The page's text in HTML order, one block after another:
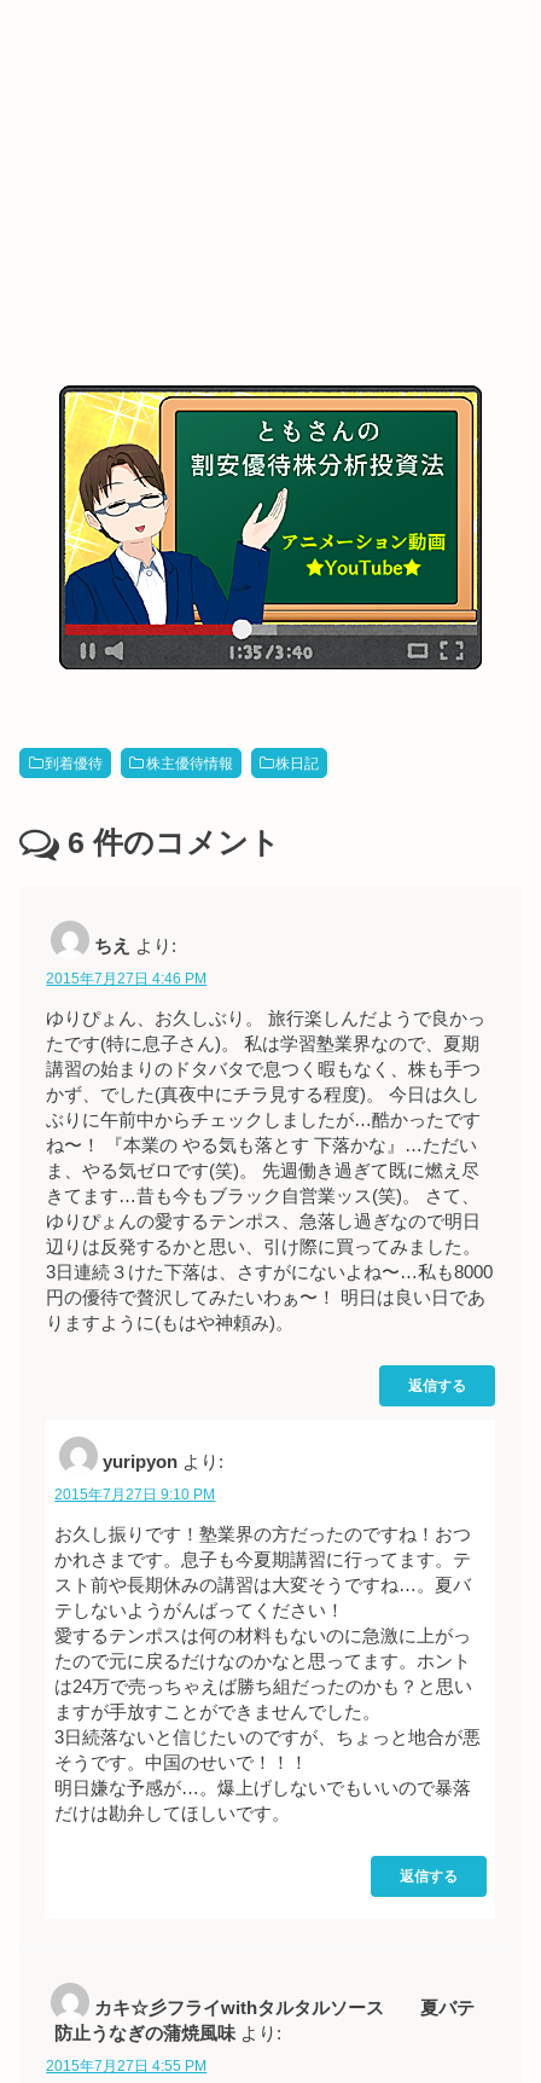
到着優待 株主優待情報 株日記
6 件のコメント
ちえ より:
2015年7月27日 4:46 PM
ゆりぴょん、お久しぶり。 旅行楽しんだようで良かっ
たです(特に息子さん)。 私は学習塾業界なので、夏期
講習の始まりのドタバタで息つく暇もなく、株も手つ
かず、でした(真夜中にチラ見する程度)。 今日は久し
ぶりに午前中からチェックしましたが…酷かったです
ね〜！ 『本業の やる気も落とす 下落かな』…ただい
ま、やる気ゼロです(笑)。 先週働き過ぎて既に燃え尽
きてます…昔も今もブラック自営業ッス(笑)。 さて、
ゆりぴょんの愛するテンポス、急落し過ぎなので明日
辺りは反発するかと思い、引け際に買ってみました。
3日連続３けた下落は、さすがにないよね〜…私も8000
円の優待で贅沢してみたいわぁ〜！ 明日は良い日であ
りますように(もはや神頼み)。
返信する
yuripyon より:
2015年7月27日 9:10 PM
お久し振りです！塾業界の方だったのですね！おつ
かれさまです。息子も今夏期講習に行ってます。テ
スト前や長期休みの講習は大変そうですね…。夏バ
テしないようがんばってください！
愛するテンポスは何の材料もないのに急激に上がっ
たので元に戻るだけなのかなと思ってます。ホント
は24万で売っちゃえば勝ち組だったのかも？と思い
ますが手放すことができませんでした。
3日続落ないと信じたいのですが、ちょっと地合が悪
そうです。中国のせいで！！！
明日嫌な予感が…。爆上げしないでもいいので暴落
だけは勘弁してほしいです。
返信する
カキ☆彡フライwithタルタルソース 夏バテ
防止うなぎの蒲焼風味 より:
2015年7月27日 4:55 PM